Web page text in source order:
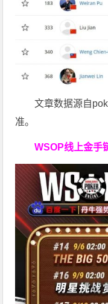
文章数据源自
准。
WSOP线上金手